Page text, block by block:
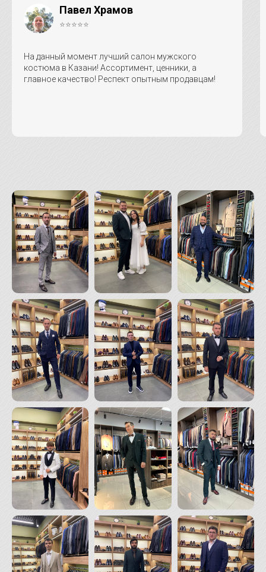
Павел Храмов
⭐⭐⭐⭐⭐
На данный момент лучший салон мужского
костюма в Казани! Ассортимент, ценники, а
главное качество! Респект опытным продавцам!